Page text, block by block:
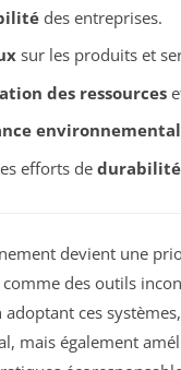
des entreprises.
sur les produits et
des ressources
efforts de durabilité
devient une
comme des outils
adoptant ces
mais également